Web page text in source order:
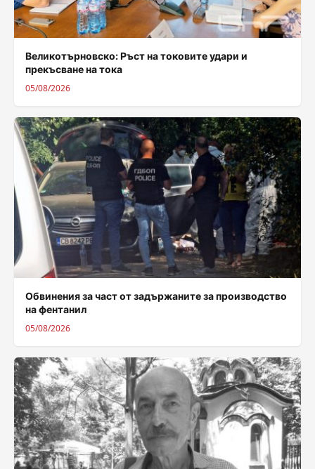
Великотърновско: Ръст на токовите удари и
прекъсване на тока
05/08/2026
Обвинения за част от задържаните за производство
на фентанил
05/08/2026